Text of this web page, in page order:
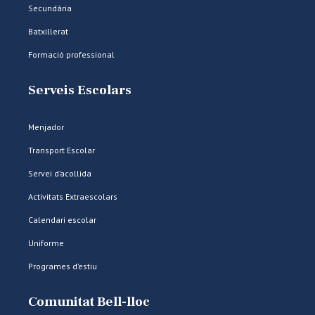
Secundària
Batxillerat
Formació professional
Serveis Escolars
Menjador
Transport Escolar
Servei d’acollida
Activitats Extraescolars
Calendari escolar
Uniforme
Programes d’estiu
Comunitat Bell-lloc